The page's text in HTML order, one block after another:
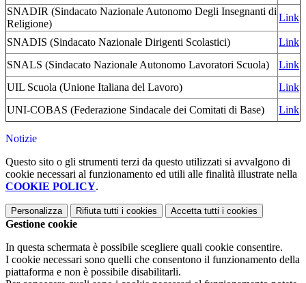
SNADIR (Sindacato Nazionale Autonomo Degli Insegnanti di
Religione)
Link
SNADIS (Sindacato Nazionale Dirigenti Scolastici)
Link
SNALS (Sindacato Nazionale Autonomo Lavoratori Scuola)
Link
UIL Scuola (Unione Italiana del Lavoro)
Link
UNI-COBAS (Federazione Sindacale dei Comitati di Base) Link
Notizie
Questo sito o gli strumenti terzi da questo utilizzati si avvalgono di
cookie necessari al funzionamento ed utili alle finalità illustrate nella
COOKIE POLICY.
Personalizza Rifiuta tutti i cookies Accetta tutti i cookies
Gestione cookie
In questa schermata è possibile scegliere quali cookie consentire.
I cookie necessari sono quelli che consentono il funzionamento della
piattaforma e non è possibile disabilitarli.